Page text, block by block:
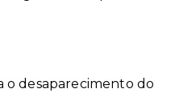
o desaparecimento do